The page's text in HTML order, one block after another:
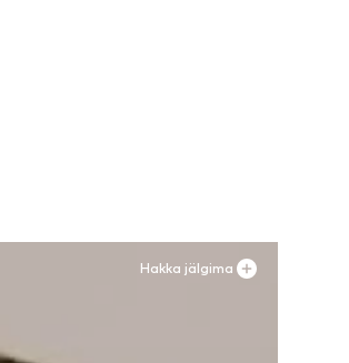
Hakka jälgima